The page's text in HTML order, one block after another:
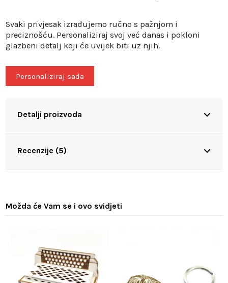
Svaki privjesak izrađujemo ručno s pažnjom i
preciznošću. Personaliziraj svoj već danas i pokloni
glazbeni detalj koji će uvijek biti uz njih.
Personaliziraj sada
Detalji proizvoda
Recenzije (5)
Možda će Vam se i ovo svidjeti